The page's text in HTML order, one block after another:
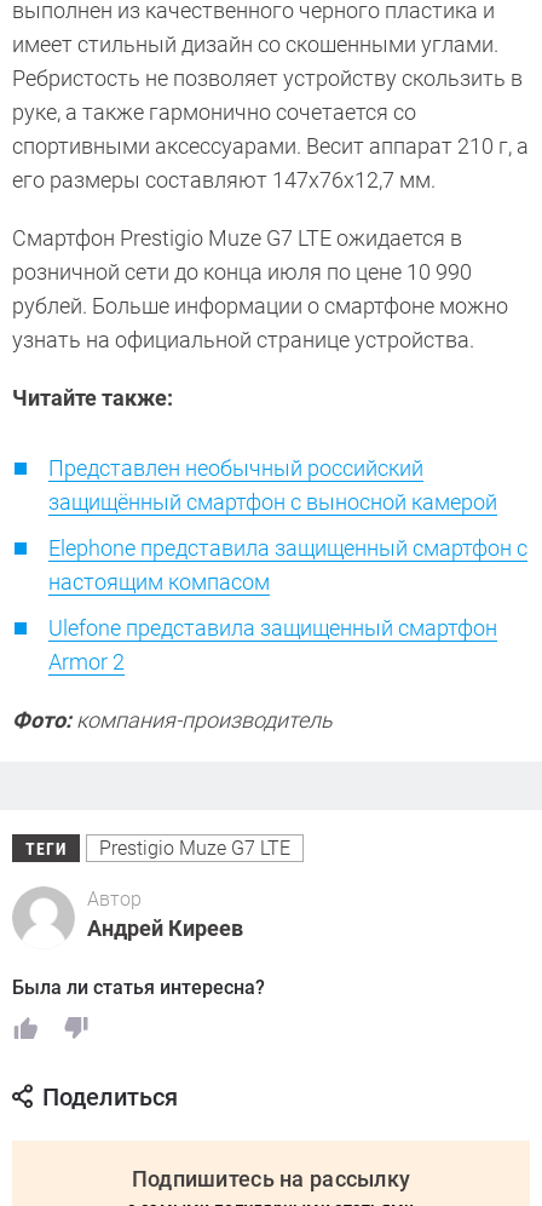
выполнен из качественного черного пластика и
имеет стильный дизайн со скошенными углами.
Ребристость не позволяет устройству скользить в
руке, а также гармонично сочетается со
спортивными аксессуарами. Весит аппарат 210 г, а
его размеры составляют 147х76х12,7 мм.
Смартфон Prestigio Muze G7 LTE ожидается в
розничной сети до конца июля по цене 10 990
рублей. Больше информации о смартфоне можно
узнать на официальной странице устройства.
Читайте также:
Представлен необычный российский
защищённый смартфон с выносной камерой
Elephone представила защищенный смартфон с
настоящим компасом
Ulefone представила защищенный смартфон
Armor 2
Фото:компания-производитель
ТЕГИ Prestigio Muze G7 LTE
Автор
Андрей Киреев
Была ли статья интересна?
Поделиться
Подпишитесь на рассылку